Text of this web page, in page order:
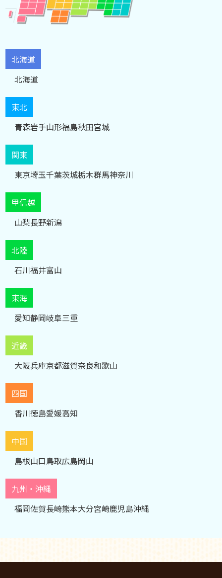
北海道
北海道
東北
青森岩手山形福島秋田宮城
関東
東京埼玉千葉茨城栃木群馬神奈川
甲信越
山梨長野新潟
北陸
石川福井富山
東海
愛知静岡岐阜三重
近畿
大阪兵庫京都滋賀奈良和歌山
四国
香川徳島愛媛高知
中国
島根山口鳥取広島岡山
九州・沖縄
福岡佐賀長崎熊本大分宮崎鹿児島沖縄